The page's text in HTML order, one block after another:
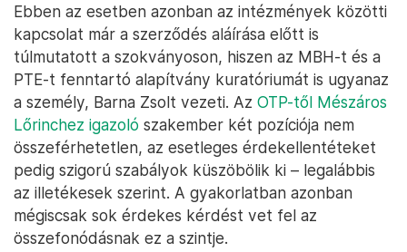
Ebben az esetben azonban az intézmények közötti
kapcsolat már a szerződés aláírása előtt is
túlmutatott a szokványoson, hiszen az MBH-t és a
PTE-t fenntartó alapítvány kuratóriumát is ugyanaz
a személy, Barna Zsolt vezeti. Az OTP-től Mészáros
Lőrinchez igazoló szakember két pozíciója nem
összeférhetetlen, az esetleges érdekellentéteket
pedig szigorú szabályok küszöbölik ki – legalábbis
az illetékesek szerint. A gyakorlatban azonban
mégiscsak sok érdekes kérdést vet fel az
összefonódásnak ez a szintje.